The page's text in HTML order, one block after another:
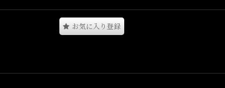
の絶妙なチープ感も味わえる造りのカセットプレーヤーで、
の名作バーガーロゴにマッチさせたPOPなカラーリングも特徴です。
お気に入り登録